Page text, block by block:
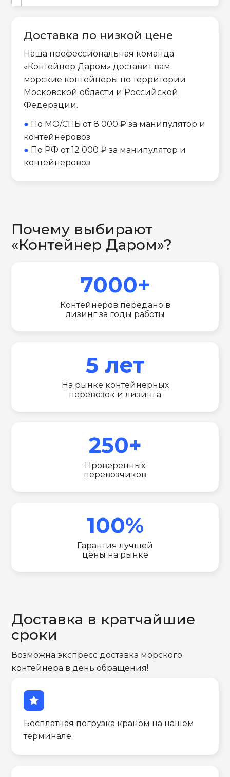
Доставка по низкой цене
Наша профессиональная команда
«Контейнер Даром» доставит вам
морские контейнеры по территории
Московской области и Российской
Федерации.
● По МО/СПБ от 8 000 ₽ за манипулятор и
контейнеровоз
● По РФ от 12 000 ₽ за манипулятор и
контейнеровоз
Почему выбирают
«Контейнер Даром»?
7000+
Контейнеров передано в
лизинг за годы работы
5 лет
На рынке контейнерных
перевозок и лизинга
250+
Проверенных
перевозчиков
100%
Гарантия лучшей
цены на рынке
Доставка в кратчайшие
сроки
Возможна экспресс доставка морского
контейнера в день обращения!
star
Бесплатная погрузка краном на нашем
терминале